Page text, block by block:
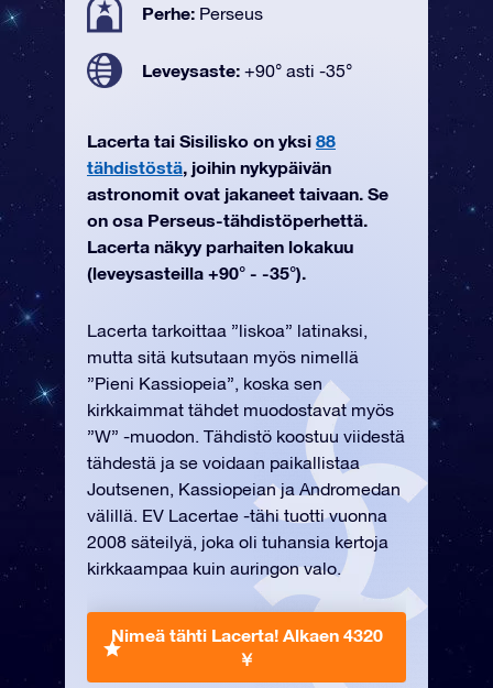
Perhe: Perseus
Leveysaste: +90° asti -35°
Lacerta tai Sisilisko on yksi 88
tähdistöstä, joihin nykypäivän
astronomit ovat jakaneet taivaan. Se
on osa Perseus-tähdistöperhettä.
Lacerta näkyy parhaiten lokakuu
(leveysasteilla +90° - -35°).
Lacerta tarkoittaa ”liskoa” latinaksi,
mutta sitä kutsutaan myös nimellä
”Pieni Kassiopeia”, koska sen
kirkkaimmat tähdet muodostavat myös
”W” -muodon. Tähdistö koostuu viidestä
tähdestä ja se voidaan paikallistaa
Joutsenen, Kassiopeian ja Andromedan
välillä. EV Lacertae -tähi tuotti vuonna
2008 säteilyä, joka oli tuhansia kertoja
kirkkaampaa kuin auringon valo.
Nimeä tähti Lacerta! Alkaen 4320
￥